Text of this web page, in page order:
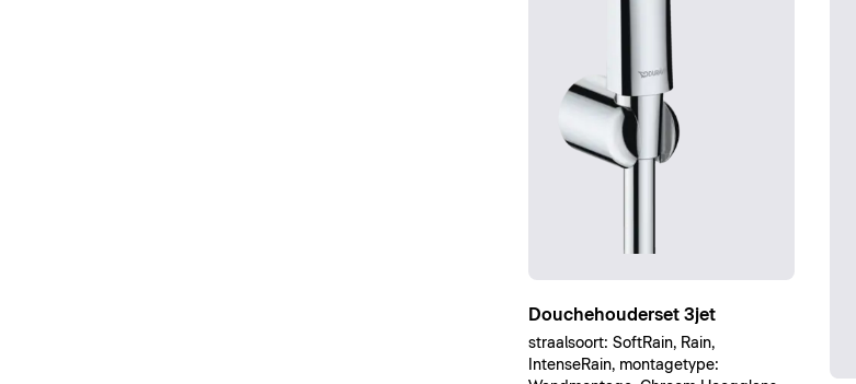
Douchehouderset 3jet
straalsoort: SoftRain, Rain,
IntenseRain, montagetype: